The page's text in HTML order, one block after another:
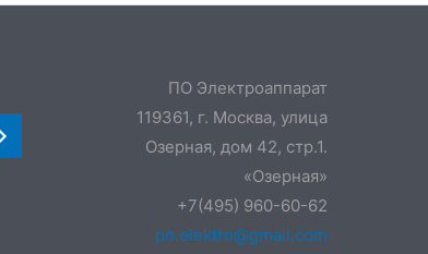
ПО Электроаппарат
119361, г. Москва, улица
Озерная, дом 42, стр.1.
«Озерная»
+7(495) 960-60-62
po.elektro@gmail.com